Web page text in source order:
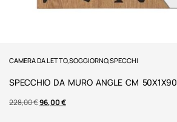
CAMERA DA LETTO,SOGGIORNO,SPECCHI
SPECCHIO DA MURO ANGLE CM 50X1X90
228,00€96,00€